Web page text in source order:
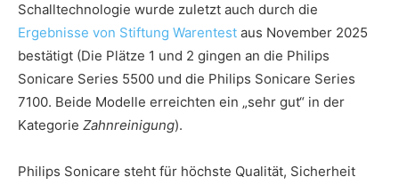
Schalltechnologie wurde zuletzt auch durch die
Ergebnisse von Stiftung Warentest aus November 2025
bestätigt (Die Plätze 1 und 2 gingen an die Philips
Sonicare Series 5500 und die Philips Sonicare Series
7100. Beide Modelle erreichten ein „sehr gut“ in der
Kategorie Zahnreinigung).
Philips Sonicare steht für höchste Qualität, Sicherheit